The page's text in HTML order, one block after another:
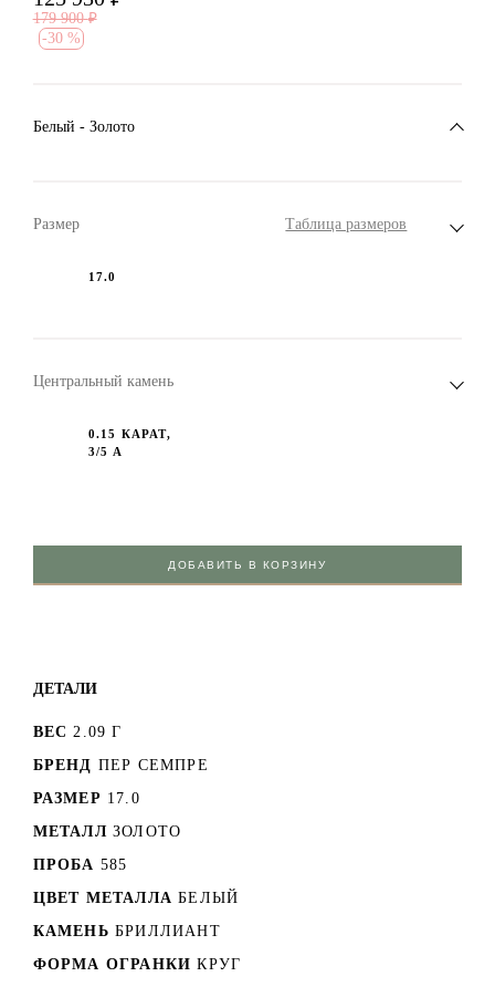
179 900 ₽
-30 %
Белый - Золото
Размер Таблица размеров
17.0
Центральный камень
0.15 КАРАТ,
3/5 А
ДОБАВИТЬ В КОРЗИНУ
ДЕТАЛИ
ВЕС 2.09 Г
БРЕНД ПЕР СЕМПРЕ
РАЗМЕР 17.0
МЕТАЛЛ ЗОЛОТО
ПРОБА 585
ЦВЕТ МЕТАЛЛА БЕЛЫЙ
КАМЕНЬ БРИЛЛИАНТ
ФОРМА ОГРАНКИ КРУГ